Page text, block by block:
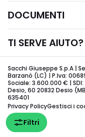
Filtri
DOCUMENTI
TI SERVE AIUTO?
Sacchi Giuseppe S.p.A |
Barzanò (LC) | P.Iva:
Sociale: 3.600.000 € |
Desio, 60 20832 Desio
635401
Privacy PolicyGestisci i